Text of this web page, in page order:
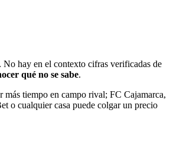
hay en el contexto cifras verificadas de
qué no se sabe.
más tiempo en campo rival; FC Cajamarca,
o cualquier casa puede colgar un precio